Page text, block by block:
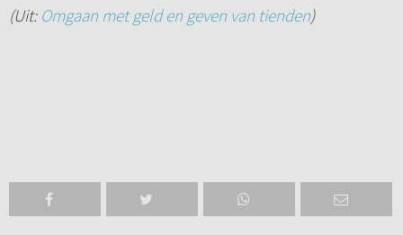
(Uit: Omgaan met geld en geven van tienden)